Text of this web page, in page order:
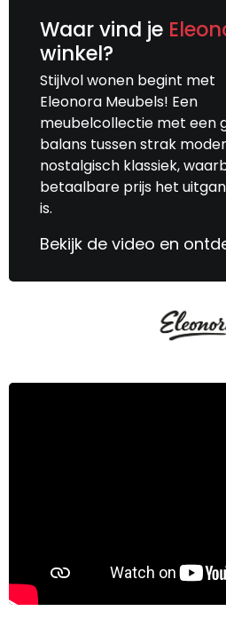
Waar vind je
winkel?
Stijlvol wonen begint met
Eleonora Meubels! Een
meubelcollectie met een
balans tussen strak
nostalgisch klassiek,
betaalbare prijs het
is.
Bekijk de video en